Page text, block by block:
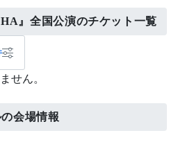
』全国公演のチケット一覧
せん。
会場情報